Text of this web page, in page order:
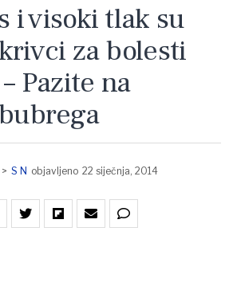
i visoki tlak su
za bolesti
Pazite na
> S N objavljeno 22 siječnja, 2014